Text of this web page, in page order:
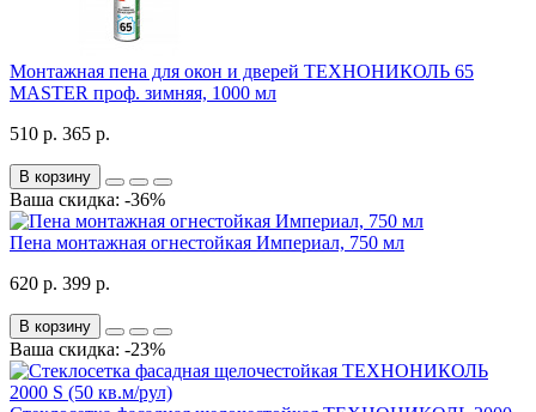
Монтажная пена для окон и дверей ТЕХНОНИКОЛЬ 65
MASTER проф. зимняя, 1000 мл
510 р. 365 р.
В корзину
Ваша скидка: -36%
Пена монтажная огнестойкая Империал, 750 мл
620 р. 399 р.
В корзину
Ваша скидка: -23%